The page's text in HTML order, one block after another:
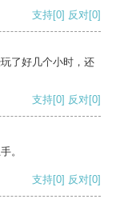
支持[0] 反对[0]
了好几个小时，还
支持[0] 反对[0]
。
支持[0] 反对[0]